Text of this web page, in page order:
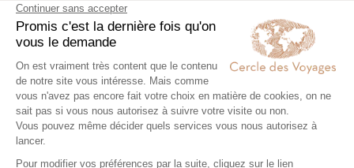
Expertise et co-construction
1
Expertise et co-